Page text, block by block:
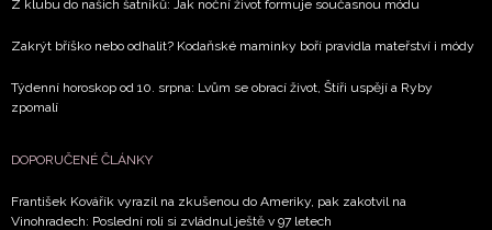
informace od našich partnerů? Pokud souhlasíte se
zpracováním údajů k tomuto účelu podle
Z klubu do našich šatníků: Jak noční život formuje současnou módu
Zakrýt bříško nebo odhalit? Kodaňské maminky boří pravidla mateřství i módy
Týdenní horoskop od 10. srpna: Lvům se obrací život, Štíři uspějí a Ryby
zpomalí
DOPORUČENÉ ČLÁNKY
František Kovářík vyrazil na zkušenou do Ameriky, pak zakotvil na
Vinohradech: Poslední roli si zvládnul ještě v 97 letech